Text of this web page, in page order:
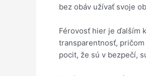
bez obáv užívať svoje
Férovosť hier je ďalším
transparentnosť,
pocit, že sú v bezpečí,